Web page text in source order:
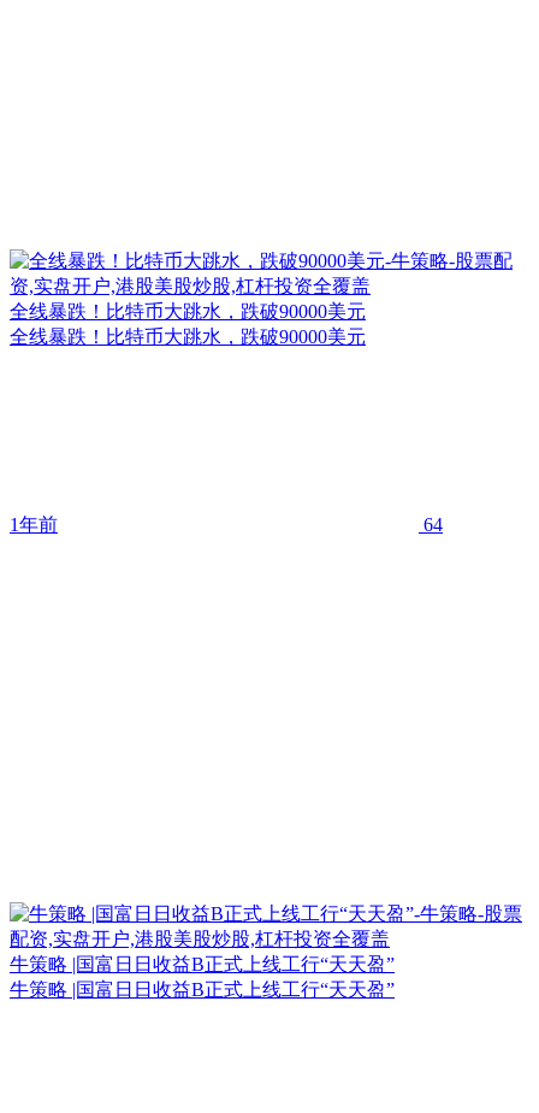
全线暴跌！比特币大跳水，跌破90000美元
全线暴跌！比特币大跳水，跌破90000美元
1年前 64
牛策略 |国富日日收益B正式上线工行“天天盈”
牛策略 |国富日日收益B正式上线工行“天天盈”